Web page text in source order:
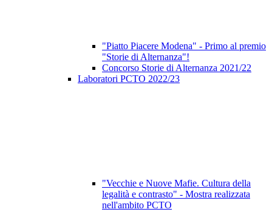
"Piatto Piacere Modena" - Primo al premio
"Storie di Alternanza"!
Concorso Storie di Alternanza 2021/22
Laboratori PCTO 2022/23
"Vecchie e Nuove Mafie. Cultura della
legalità e contrasto" - Mostra realizzata
nell'ambito PCTO